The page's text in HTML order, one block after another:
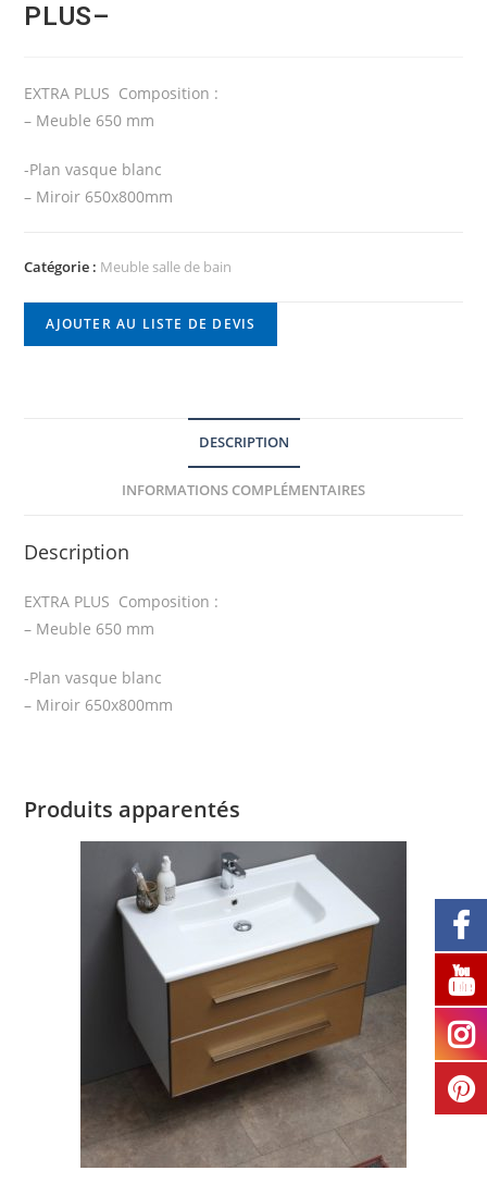
PLUS–
EXTRA PLUS Composition :
– Meuble 650 mm
-Plan vasque blanc
– Miroir 650x800mm
Catégorie : Meuble salle de bain
AJOUTER AU LISTE DE DEVIS
DESCRIPTION
INFORMATIONS COMPLÉMENTAIRES
Description
EXTRA PLUS Composition :
– Meuble 650 mm
-Plan vasque blanc
– Miroir 650x800mm
Produits apparentés